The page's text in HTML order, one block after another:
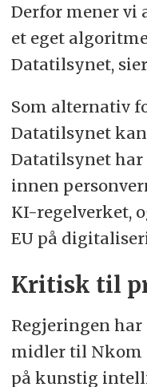
Derfor mener vi
et eget
Datatilsynet,
Som alternativ
Datatilsynet
Datatilsynet har
innen
KI-regelverket,
EU på
Kritisk til
Regjeringen
midler til Nkom
på kunstig